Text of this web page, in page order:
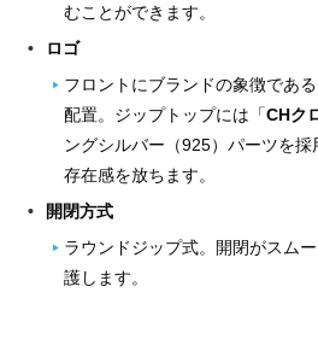
むことができます。
ロゴ
フロントにブランドの象徴であ
配置。ジップトップには「CHク
ングシルバー（925）パーツを
存在感を放ちます。
開閉方式
ラウンドジップ式。開閉がスム
護します。